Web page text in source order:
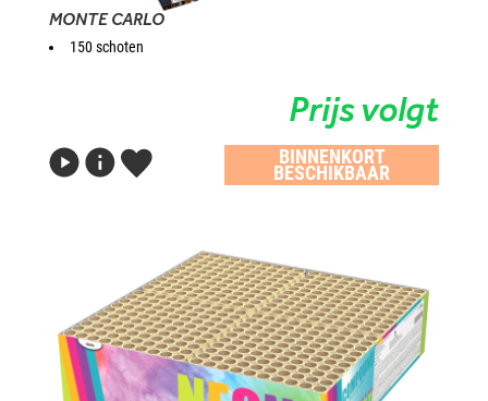
MONTE CARLO
150 schoten
Prijs volgt
BINNENKORT
BESCHIKBAAR